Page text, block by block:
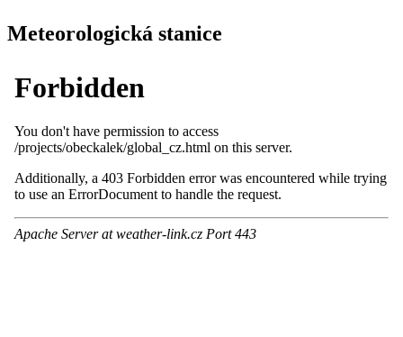
Meteorologická stanice